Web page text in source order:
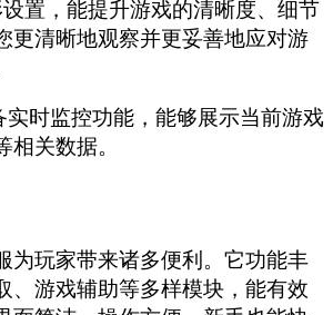
置，能提升游戏的清晰度、细节
更清晰地观察并更妥善地应对游
实时监控功能，能够展示当前游戏
相关数据。
为玩家带来诸多便利。它功能丰
、游戏辅助等多样模块，能有效